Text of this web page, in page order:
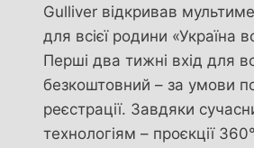
Gulliver відкривав
для всієї родини «Україна
Перші два тижні вхід для
безкоштовний – за умови
реєстрації. Завдяки
технологіям – проєкції